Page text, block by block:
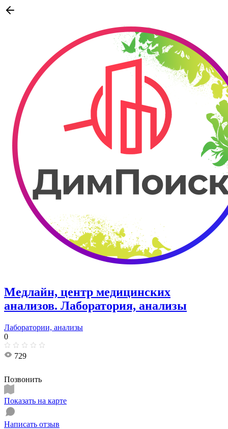
Медлайн, центр медицинских
анализов. Лаборатория, анализы
Лаборатории, анализы
0
729
Позвонить
Показать на карте
Написать отзыв